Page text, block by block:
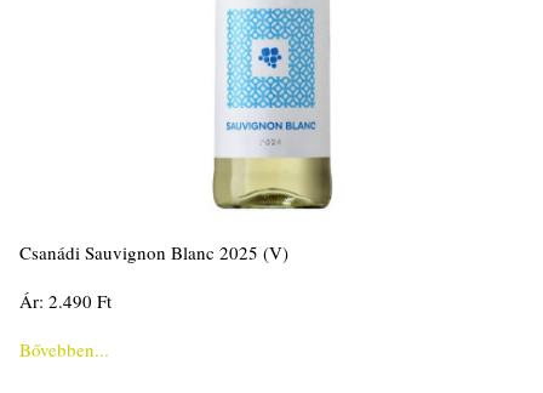
Csanádi Sauvignon Blanc 2025 (V)
Ár: 2.490 Ft
Bővebben...